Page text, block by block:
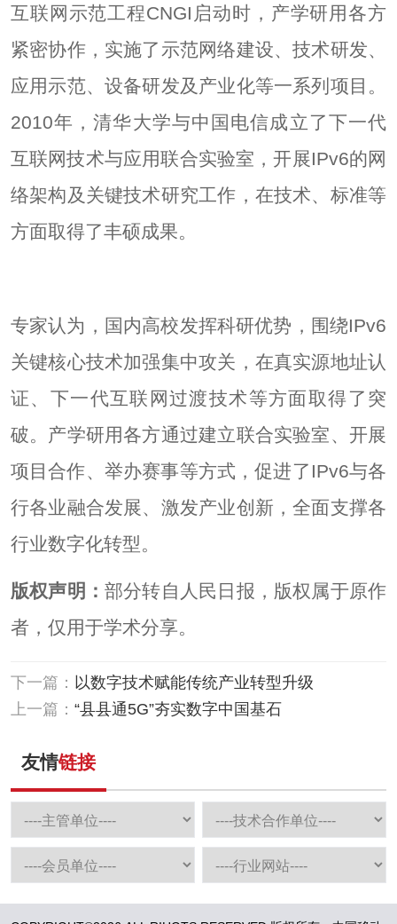
互联网示范工程CNGI启动时，产学研用各方
紧密协作，实施了示范网络建设、技术研发、
应用示范、设备研发及产业化等一系列项目。
2010年，清华大学与中国电信成立了下一代
互联网技术与应用联合实验室，开展IPv6的网
络架构及关键技术研究工作，在技术、标准等
方面取得了丰硕成果。
专家认为，国内高校发挥科研优势，围绕IPv6
关键核心技术加强集中攻关，在真实源地址认
证、下一代互联网过渡技术等方面取得了突
破。产学研用各方通过建立联合实验室、开展
项目合作、举办赛事等方式，促进了IPv6与各
行各业融合发展、激发产业创新，全面支撑各
行业数字化转型。
版权声明：部分转自人民日报，版权属于原作
者，仅用于学术分享。
下一篇： 以数字技术赋能传统产业转型升级
上一篇： “县县通5G”夯实数字中国基石
友情链接